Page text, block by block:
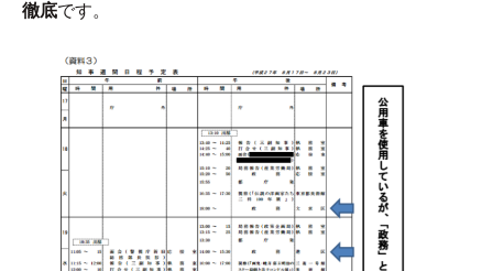
徹底です。